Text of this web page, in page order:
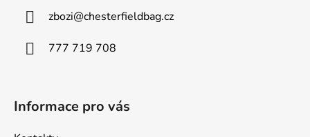
v
zbozi@chesterfieldbag.cz
777 719 708
Informace pro vás